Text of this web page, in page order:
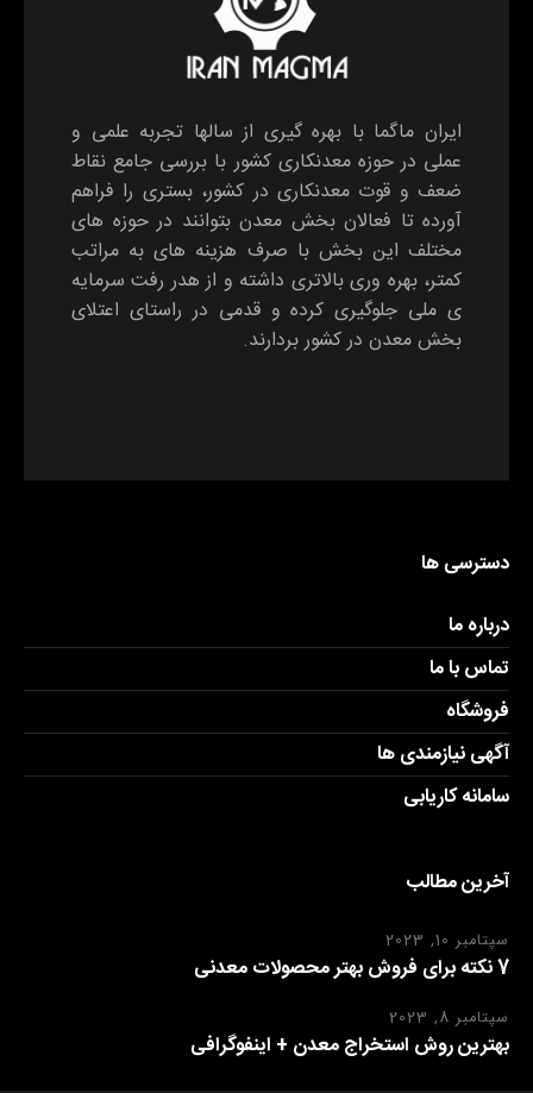
ایران ماگما با بهره گیری از سالها تجربه علمی و
عملی در حوزه معدنکاری کشور با بررسی جامع نقاط
ضعف و قوت معدنکاری در کشور، بستری را فراهم
آورده تا فعالان بخش معدن بتوانند در حوزه های
مختلف این بخش با صرف هزینه های به مراتب
کمتر، بهره وری بالاتری داشته و از هدر رفت سرمایه
ی ملی جلوگیری کرده و قدمی در راستای اعتلای
بخش معدن در کشور بردارند.
دسترسی ها
درباره ما
تماس با ما
فروشگاه
آگهی نیازمندی ها
سامانه کاریابی
آخرین مطالب
سپتامبر 10, 2023
7 نکته برای فروش بهتر محصولات معدنی
سپتامبر 8, 2023
بهترین روش استخراج معدن + اینفوگرافی